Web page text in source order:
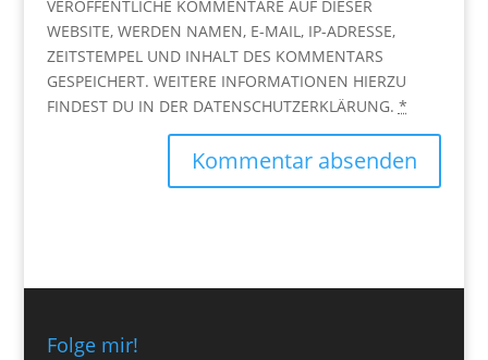
VERÖFFENTLICHE KOMMENTARE AUF DIESER
WEBSITE, WERDEN NAMEN, E-MAIL, IP-ADRESSE,
ZEITSTEMPEL UND INHALT DES KOMMENTARS
GESPEICHERT. WEITERE INFORMATIONEN HIERZU
FINDEST DU IN DER DATENSCHUTZERKLÄRUNG. *
Folge mir!